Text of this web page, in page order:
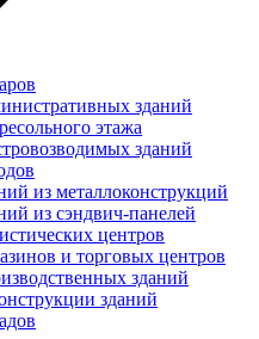
зданий
этажа
зданий
из металлоконструкций
из сэндвич-панелей
центров
и торговых центров
зданий
зданий